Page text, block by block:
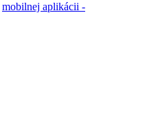
mobilnej aplikácii -